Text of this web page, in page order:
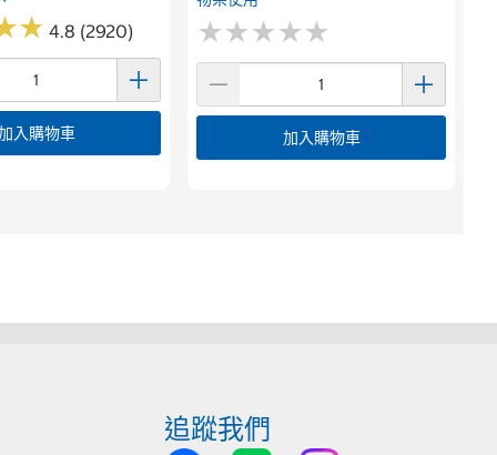
★
★ 4.8 (2920)
入購物車
★★★★★
★★★★★
加入購物車
追蹤我們